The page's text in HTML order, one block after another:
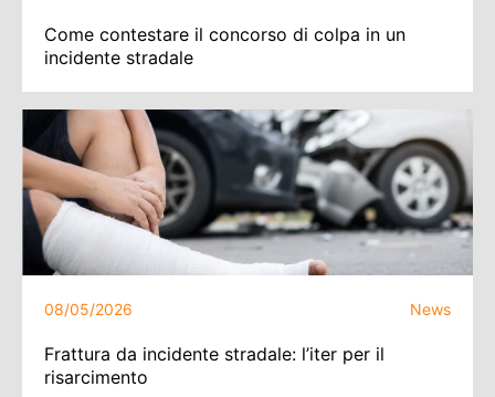
Come contestare il concorso di colpa in un
incidente stradale
08/05/2026 News
Frattura da incidente stradale: l’iter per il
risarcimento